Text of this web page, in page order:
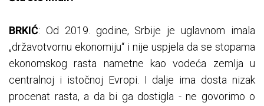
BRKIĆ: Od 2019. godine, Srbije je uglavnom imala
„državotvornu ekonomiju“ i nije uspjela da se stopama
ekonomskog rasta nametne kao vodeća zemlja u
centralnoj i istočnoj Evropi. I dalje ima dosta nizak
procenat rasta, a da bi ga dostigla - ne govorimo o